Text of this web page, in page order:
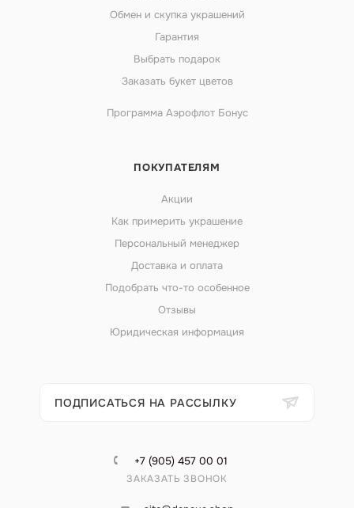
Обмен и скупка украшений
Гарантия
Выбрать подарок
Заказать букет цветов
Программа Аэрофлот Бонус
ПОКУПАТЕЛЯМ
Акции
Как примерить украшение
Персональный менеджер
Доставка и оплата
Подобрать что-то особенное
Отзывы
Юридическая информация
ПОДПИСАТЬСЯ НА РАССЫЛКУ
+7 (905) 457 00 01
ЗАКАЗАТЬ ЗВОНОК